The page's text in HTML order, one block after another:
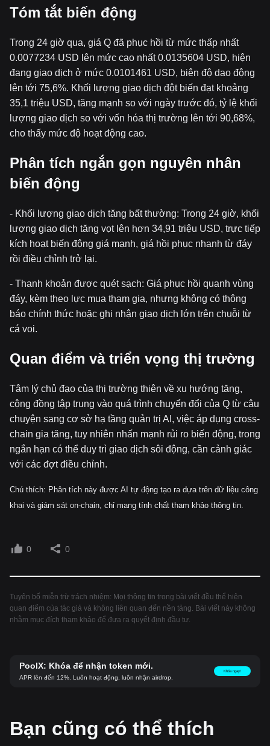
Tóm tắt biến động
Trong 24 giờ qua, giá Q đã phục hồi từ mức thấp nhất
0.0077234 USD lên mức cao nhất 0.0135604 USD, hiện
đang giao dịch ở mức 0.0101461 USD, biên độ dao động
lên tới 75,6%. Khối lượng giao dịch đột biến đạt khoảng
35,1 triệu USD, tăng mạnh so với ngày trước đó, tỷ lệ khối
lượng giao dịch so với vốn hóa thị trường lên tới 90,68%,
cho thấy mức độ hoạt động cao.
Phân tích ngắn gọn nguyên nhân
biến động
- Khối lượng giao dịch tăng bất thường: Trong 24 giờ, khối
lượng giao dịch tăng vọt lên hơn 34,91 triệu USD, trực tiếp
kích hoạt biến động giá mạnh, giá hồi phục nhanh từ đáy
rồi điều chỉnh trở lại.
- Thanh khoản được quét sạch: Giá phục hồi quanh vùng
đáy, kèm theo lực mua tham gia, nhưng không có thông
báo chính thức hoặc ghi nhận giao dịch lớn trên chuỗi từ
cá voi.
Quan điểm và triển vọng thị trường
Tâm lý chủ đạo của thị trường thiên về xu hướng tăng,
cộng đồng tập trung vào quá trình chuyển đổi của Q từ câu
chuyện sang cơ sở hạ tầng quản trị AI, việc áp dụng cross-
chain gia tăng, tuy nhiên nhấn mạnh rủi ro biến động, trong
ngắn hạn có thể duy trì giao dịch sôi động, cần cảnh giác
với các đợt điều chỉnh.
Chú thích: Phân tích này được AI tự động tạo ra dựa trên dữ liệu công
khai và giám sát on-chain, chỉ mang tính chất tham khảo thông tin.
0 0
Tuyên bố miễn trừ trách nhiệm: Mọi thông tin trong bài viết đều thể hiện
quan điểm của tác giả và không liên quan đến nền tảng. Bài viết này không
nhằm mục đích tham khảo để đưa ra quyết định đầu tư.
PoolX: Khóa để nhận token mới.
APR lên đến 12%. Luôn hoạt động, luôn nhận airdrop.
Khóa ngay!
Bạn cũng có thể thích